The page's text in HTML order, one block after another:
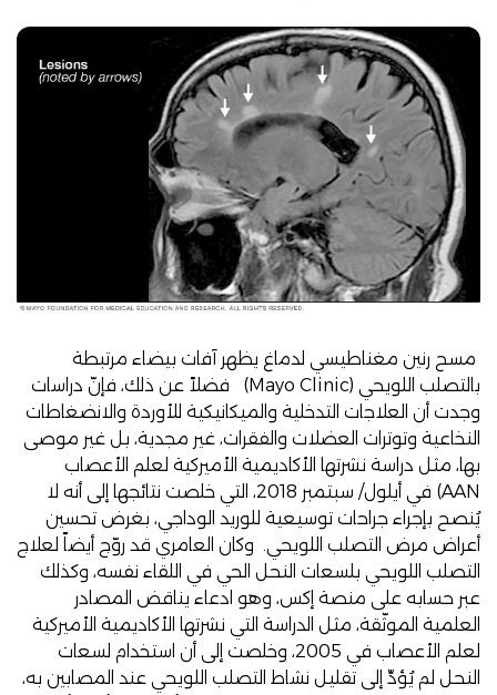
مسح رنين مغناطيسي لدماغ يظهر آفات بيضاء مرتبطة
بالتصلب اللويحي (Mayo Clinic) فضلاً عن ذلك، فإنّ دراسات
وجدت أن العلاجات التدخلية والميكانيكية للأوردة والانضغاطات
النخاعية وتوترات العضلات والفقرات، غير مجدية، بل غير موصى
بها، مثل دراسة نشرتها الأكاديمية الأميركية لعلم الأعصاب
AAN)
في أيلول/ سبتمبر 2018، التي خلصت نتائجها إلى أنه لا
يُنصح بإجراء جراحات توسيعية للوريد الوداجي، بغرض تحسين
أعراض مرض التصلب اللويحي. وكان العامري قد روّج أيضاً لعلاج
التصلب اللويحي بلسعات النحل الحي في اللقاء نفسه، وكذلك
عبر حسابه على منصة إكس، وهو ادعاء يناقض المصادر
العلمية الموثّقة، مثل الدراسة التي نشرتها الأكاديمية الأميركية
لعلم الأعصاب في 2005، وخلصت إلى أن استخدام لسعات
النحل لم يُؤدِّ إلى تقليل نشاط التصلب اللويحي عند المصابين به،